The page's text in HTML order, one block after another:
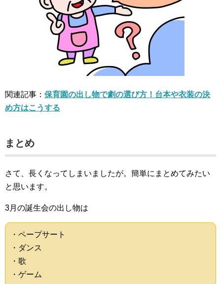
関連記事： 保育園の出し物で劇の選び方！台本や衣装の決
め方はこうする
まとめ
さて、長くなってしまいましたが。簡単にまとめてみたい
と思います。
3月の誕生会の出し物は
・ペープサート
・ダンス
・歌
・ゲーム